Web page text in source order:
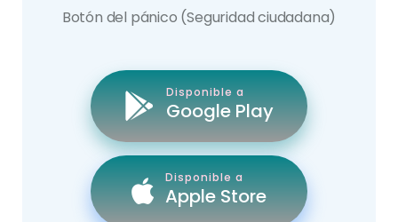
Botón del pánico (Seguridad ciudadana)
Disponible a
Google Play
Disponible a
Apple Store